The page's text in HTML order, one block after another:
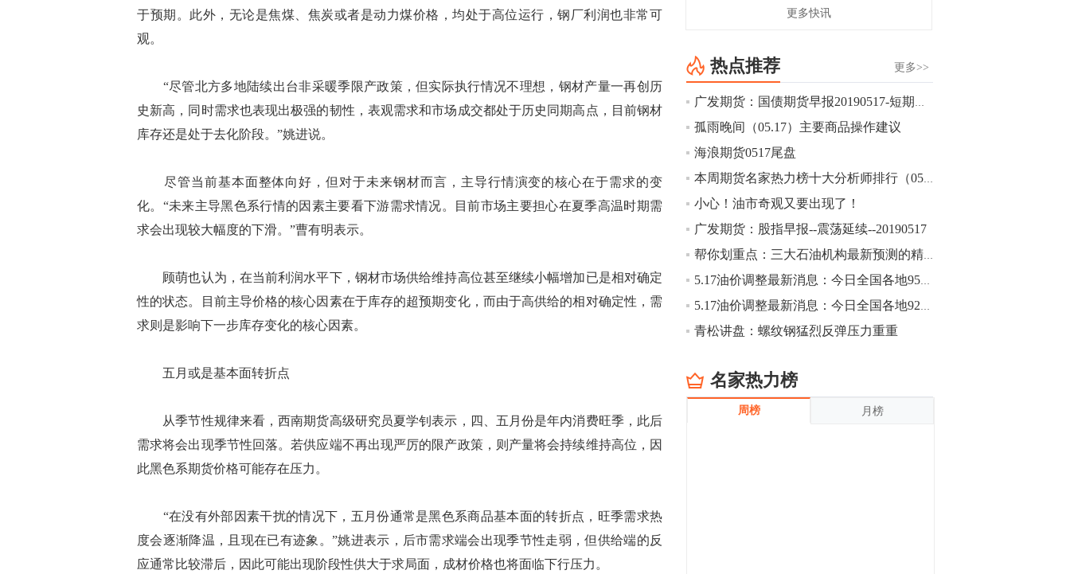
于预期。此外，无论是焦煤、焦炭或者是动力煤价格，均处于高位运行，钢厂利润也非常可
观。
“尽管北方多地陆续出台非采暖季限产政策，但实际执行情况不理想，钢材产量一再创历
史新高，同时需求也表现出极强的韧性，表观需求和市场成交都处于历史同期高点，目前钢材
库存还是处于去化阶段。”姚进说。
尽管当前基本面整体向好，但对于未来钢材而言，主导行情演变的核心在于需求的变
化。“未来主导黑色系行情的因素主要看下游需求情况。目前市场主要担心在夏季高温时期需
求会出现较大幅度的下滑。”曹有明表示。
顾萌也认为，在当前利润水平下，钢材市场供给维持高位甚至继续小幅增加已是相对确定
性的状态。目前主导价格的核心因素在于库存的超预期变化，而由于高供给的相对确定性，需
求则是影响下一步库存变化的核心因素。
五月或是基本面转折点
从季节性规律来看，西南期货高级研究员夏学钊表示，四、五月份是年内消费旺季，此后
需求将会出现季节性回落。若供应端不再出现严厉的限产政策，则产量将会持续维持高位，因
此黑色系期货价格可能存在压力。
“在没有外部因素干扰的情况下，五月份通常是黑色系商品基本面的转折点，旺季需求热
度会逐渐降温，且现在已有迹象。”姚进表示，后市需求端会出现季节性走弱，但供给端的反
应通常比较滞后，因此可能出现阶段性供大于求局面，成材价格也将面临下行压力。
[imgnobrwh] src=...
跌幅达6%，报689.5元/吨，刷新近两个月
低位。
14:20
方正有色研究团队：高度重视贵金属的阶
段性机会。自年初以来沪金上涨16.93%，
立涨势，白银将开启补涨，且涨幅超过黄
金，金银比有望高位回归。
13:55
豆二期货主力合约涨停，涨幅达3.98%，报
CBOT大豆期货市场上涨，11月期约收高
影响，夜盘连粕高位窄幅震荡，建议短线
操作为主。 ...
13:54
8月5日消息，内外盘贵金属强劲走升，沪
金主力合约涨停，涨幅3.99%，报334.00
更多快讯
更多>>
热点推荐
广发期货：国债期货早报20190517-短期观望为主，等待试空机会
孤雨晚间（05.17）主要商品操作建议
海浪期货0517尾盘
本周期货名家热力榜十大分析师排行（05月17日）
小心！油市奇观又要出现了！
广发期货：股指早报--震荡延续--20190517
帮你划重点：三大石油机构最新预测的精华都在这里
5.17油价调整最新消息：今日全国各地95号汽油价格查询一览
5.17油价调整最新消息：今日全国各地92号汽油价格查询一览
青松讲盘：螺纹钢猛烈反弹压力重重
名家热力榜
周榜 月榜